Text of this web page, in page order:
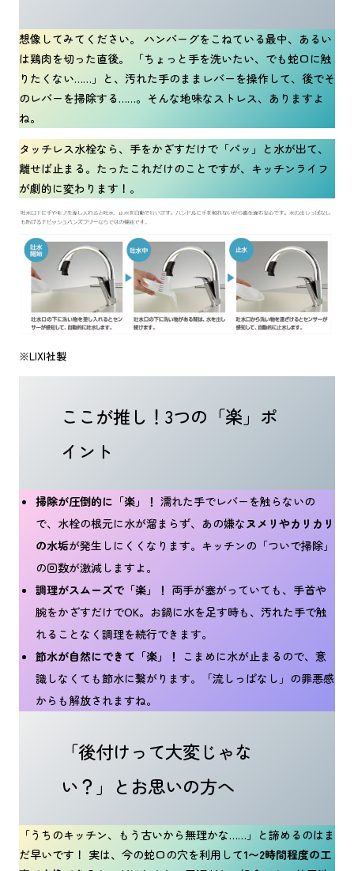
想像してみてください。 ハンバーグをこねている最中、あるい
は鶏肉を切った直後。 「ちょっと手を洗いたい、でも蛇口に触
りたくない……」と、汚れた手のままレバーを操作して、後でそ
のレバーを掃除する……。そんな地味なストレス、ありますよ
ね。
タッチレス水栓なら、手をかざすだけで「パッ」と水が出て、
離せば止まる。たったこれだけのことですが、キッチンライフ
が劇的に変わります！。
※LIXI社製
ここが推し！3つの「楽」ポ
イント
掃除が圧倒的に「楽」！ 濡れた手でレバーを触らないの
で、水栓の根元に水が溜まらず、あの嫌なヌメリやカリカリ
の水垢が発生しにくくなります。キッチンの「ついで掃除」
の回数が激減しますよ。
調理がスムーズで「楽」！ 両手が塞がっていても、手首や
腕をかざすだけでOK。お鍋に水を足す時も、汚れた手で触
れることなく調理を続行できます。
節水が自然にできて「楽」！ こまめに水が止まるので、意
識しなくても節水に繋がります。「流しっぱなし」の罪悪感
からも解放されますね。
「後付けって大変じゃな
い？」とお思いの方へ
「うちのキッチン、もう古いから無理かな……」と諦めるのはま
だ早いです！ 実は、今の蛇口の穴を利用して1〜2時間程度の工